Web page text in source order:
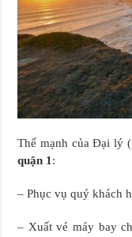
Thế mạnh của Đại lý
quận 1:
– Phục vụ quý khách
– Xuất vé máy bay